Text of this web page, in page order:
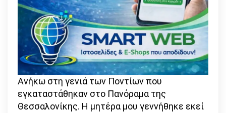
Ανήκω στη γενιά των Ποντίων που
εγκαταστάθηκαν στο Πανόραμα της
Θεσσαλονίκης. Η μητέρα μου γεννήθηκε εκεί